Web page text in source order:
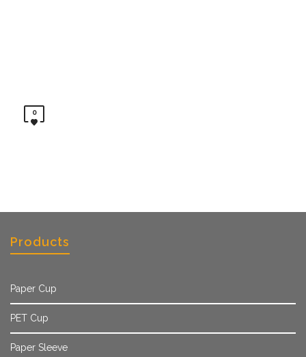
0
Products
Paper Cup
PET Cup
Paper Sleeve